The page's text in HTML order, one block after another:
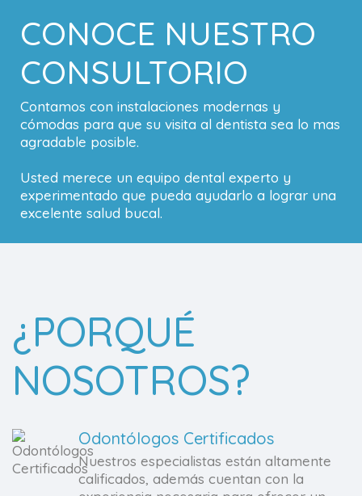
CONOCE NUESTRO
CONSULTORIO
Contamos con instalaciones modernas y
cómodas para que su visita al dentista sea lo mas
agradable posible.
Usted merece un equipo dental experto y
experimentado que pueda ayudarlo a lograr una
excelente salud bucal.
¿PORQUÉ
NOSOTROS?
Odontólogos Certificados
Nuestros especialistas están altamente
calificados, además cuentan con la